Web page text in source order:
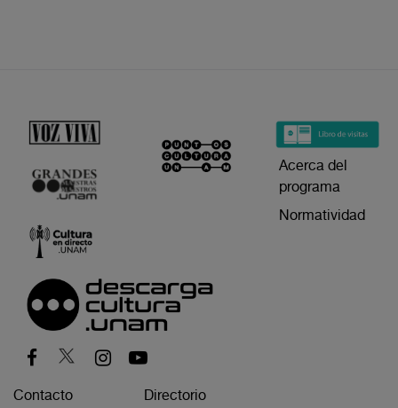
Acerca del
programa
Normatividad
Contacto Directorio